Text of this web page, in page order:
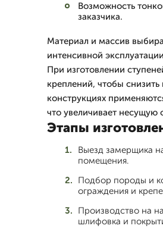
Возможность
заказчика.
Материал и массив
интенсивной
При изготовлении
креплений, чтобы
конструкциях
что увеличивает несущую
Этапы
Выезд замерщика
помещения.
Подбор породы и
ограждения и
Производство на
шлифовка и